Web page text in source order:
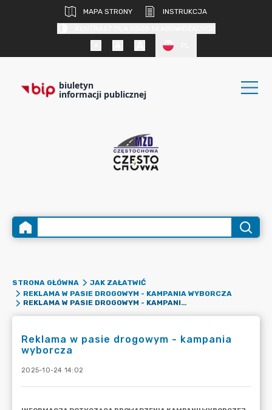
MAPA STRONY
INSTRUKCJA
biuletyn
informacji publicznej
STRONA GŁÓWNA
JAK ZAŁATWIĆ
REKLAMA W PASIE DROGOWYM - KAMPANIA WYBORCZA
REKLAMA W PASIE DROGOWYM - KAMPANIA WYBORCZA
Reklama w pasie drogowym - kampania
wyborcza
2025-10-24 14:02